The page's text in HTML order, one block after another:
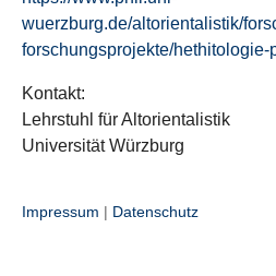
wuerzburg.de/altorientalistik/
forschungsprojekte/hethitologie-
Kontakt:
Lehrstuhl für Altorientalistik
Universität Würzburg
Impressum | Datenschutz